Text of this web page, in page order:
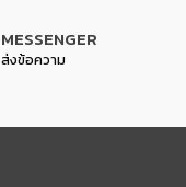
MESSENGER
ส่งข้อความ